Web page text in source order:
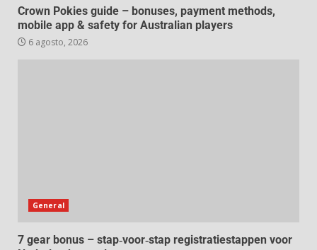
Crown Pokies guide – bonuses, payment methods,
mobile app & safety for Australian players
6 agosto, 2026
General
7 gear bonus – stap‑voor‑stap registratiestappen voor